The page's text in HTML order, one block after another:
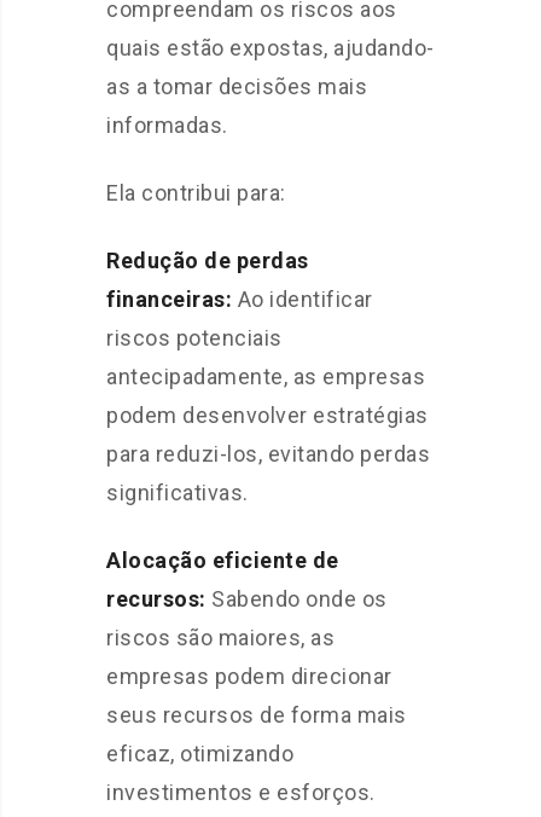
compreendam os riscos aos
quais estão expostas, ajudando-
as a tomar decisões mais
informadas.
Ela contribui para:
Redução de perdas
financeiras: Ao identificar
riscos potenciais
antecipadamente, as empresas
podem desenvolver estratégias
para reduzi-los, evitando perdas
significativas.
Alocação eficiente de
recursos: Sabendo onde os
riscos são maiores, as
empresas podem direcionar
seus recursos de forma mais
eficaz, otimizando
investimentos e esforços.